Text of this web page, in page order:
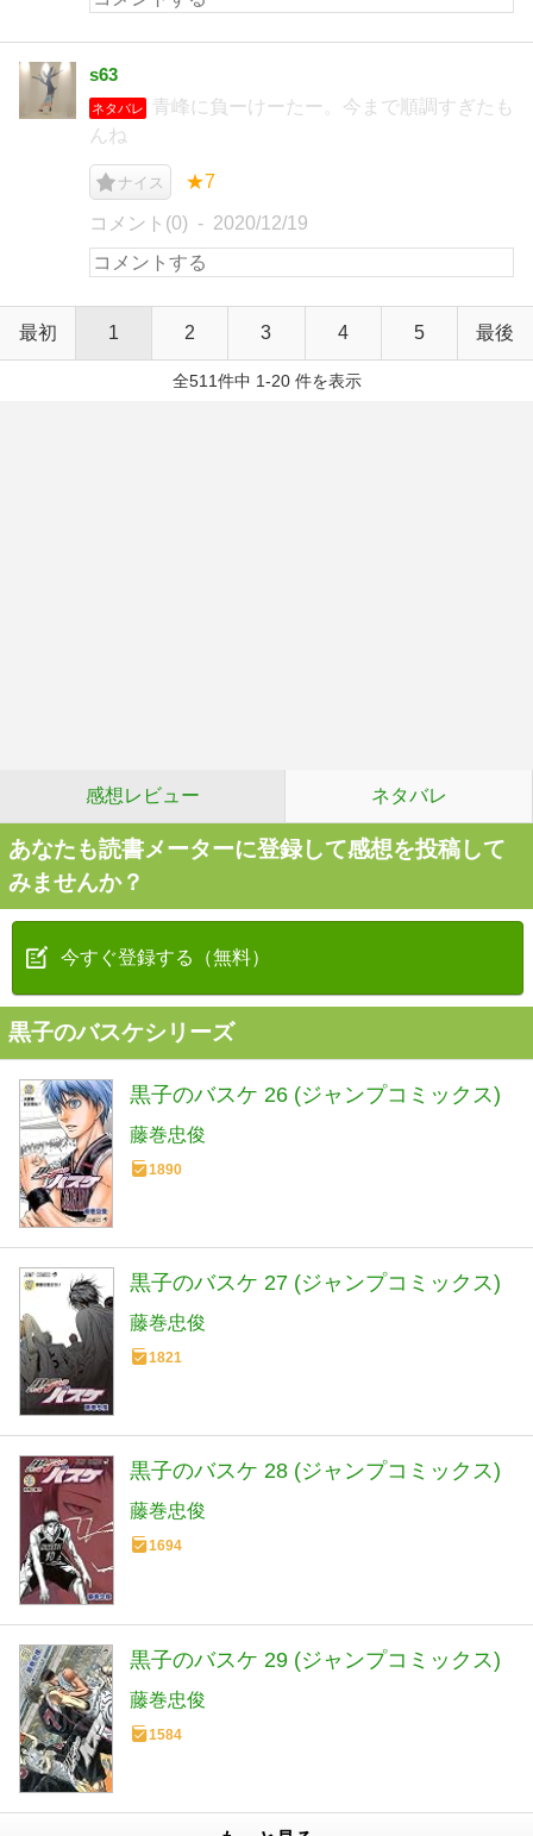
s63
ネタバレ
青峰に負ーけーたー。今まで順調すぎたも
んね
ナイス ★7
コメント(0) 2020/12/19
最初 1 2 3 4 5 最後
全511件中 1-20 件を表示
感想レビュー ネタバレ
あなたも読書メーターに登録して感想を投稿して
みませんか？
今すぐ登録する（無料）
黒子のバスケシリーズ
黒子のバスケ 26 (ジャンプコミックス)
藤巻忠俊
1890
黒子のバスケ 27 (ジャンプコミックス)
藤巻忠俊
1821
黒子のバスケ 28 (ジャンプコミックス)
藤巻忠俊
1694
黒子のバスケ 29 (ジャンプコミックス)
藤巻忠俊
1584